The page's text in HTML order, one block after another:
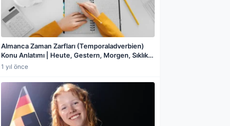
paylaş
Almanca Zaman Zarfları (Temporaladverbien)
Konu Anlatımı | Heute, Gestern, Morgen, Sıklık
Zarfları (Häufigkeitsadverbien), Noch/Schon ve
Bölümleri ve Örneklerle Detaylı Rehber
1 yıl önce